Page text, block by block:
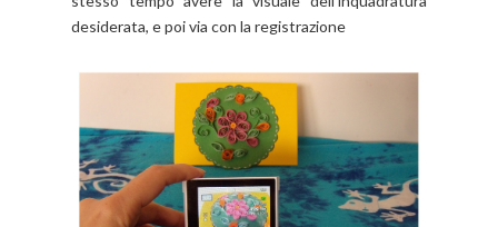
desiderata, e poi via con la registrazione